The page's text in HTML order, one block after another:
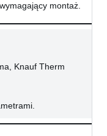
montaż.
Knauf Therm